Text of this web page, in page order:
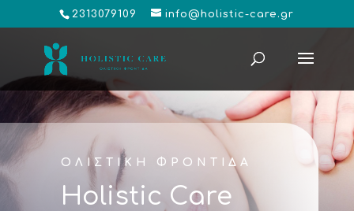
2313079109 info@holistic-care.gr
ΟΛΙΣΤΙΚΗ ΦΡΟΝΤΙΔΑ
Holistic Care